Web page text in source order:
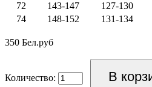
72
143-147 127-130
74
148-152 131-134
350 Бел.руб
Количество: